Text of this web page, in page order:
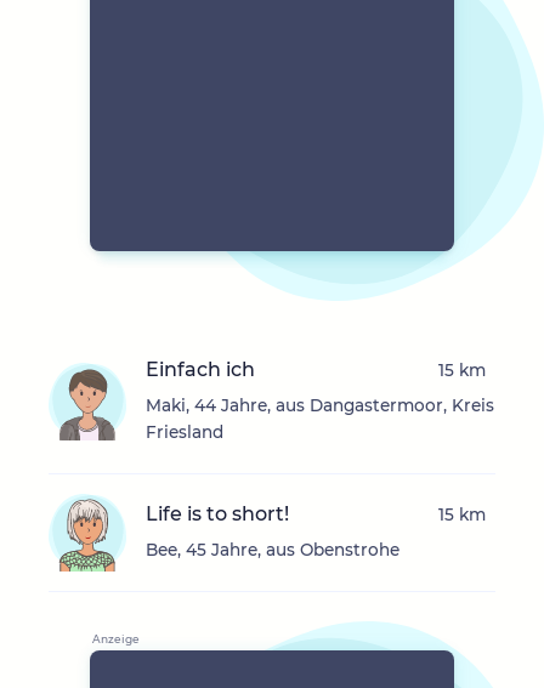
Einfach ich
Maki, 44 Jahre, aus Dangastermoor, Kreis
Friesland
15 km
Life is to short!
Bee, 45 Jahre, aus Obenstrohe
15 km